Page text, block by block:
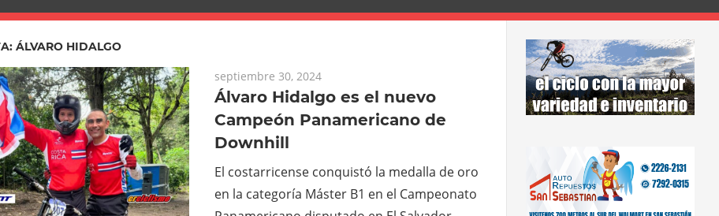
ÁLVARO HIDALGO
septiembre 30, 2024
Álvaro Hidalgo es el nuevo
Campeón Panamericano de
Downhill
El costarricense conquistó la medalla de oro
en la categoría Máster B1 en el Campeonato